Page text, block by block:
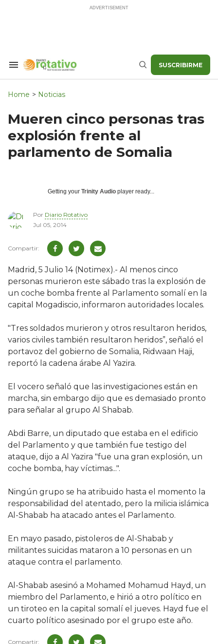
Search
Navigation
Buscar SUSCRIBIRME
Home > Noticias
Mueren cinco personas tras
explosión frente al
parlamento de Somalia
Getting your Trinity Audio player ready...
Por Diario Rotativo
Jul 05, 2014
Madrid, 5 Julio 14 (Notimex).- Al menos cinco
personas murieron este sábado tras la explosión de
un coche bomba frente al Parlamento somalí en la
capital Mogadiscio, informaron autoridades locales.
"Tres soldados murieron y otros resultaron heridos,
varios civiles también resultaron heridos”, señaló el
portavoz del gobierno de Somalia, Ridwaan Haji,
reportó la cadena árabe Al Yazira.
El vocero señaló que las investigaciones están en
marcha, sin embargo dijo que es demasiado pronto
para señalar al grupo Al Shabab.
Abdi Barre, un diputado que estaba en el edificio
del Parlamento y que también fue testigo del
ataque, dijo a Al Yazira "fue una gran explosión, un
coche bomba, hay víctimas...".
Ningún grupo se ha atribuido hasta el momento la
responsabilidad del atentado, pero la milicia islámica
Al-Shabab ha atacado antes el Parlamento.
En mayo pasado, pistoleros de Al-Shabab y
militantes suicidas mataron a 10 personas en un
ataque contra el parlamento.
Al-Shabab asesinó a Mohamed Mohamud Hayd, un
miembro del Parlamento, e hirió a otro político en
un tiroteo en la capital somalí el jueves. Hayd fue el
cuarto político asesinado por el grupo este año.